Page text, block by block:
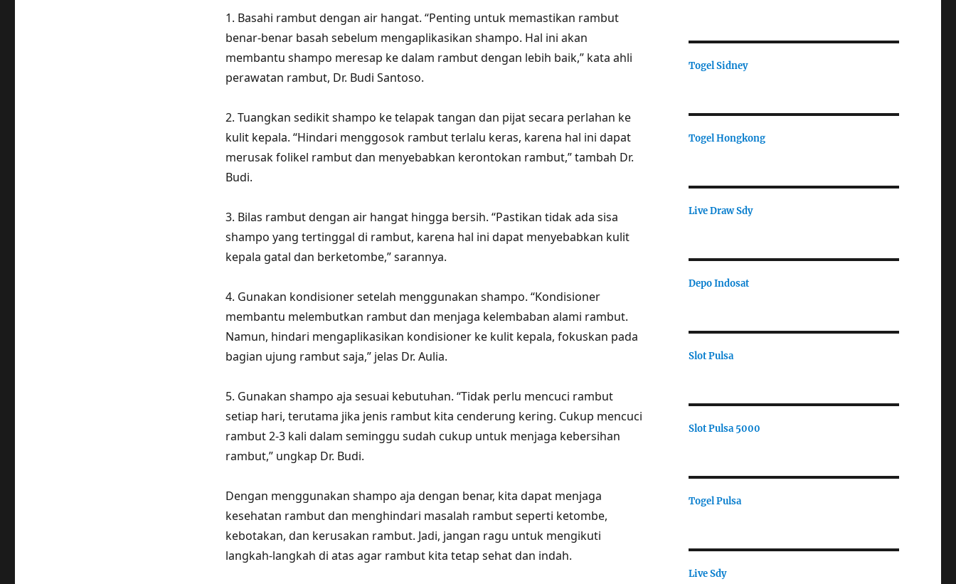
1. Basahi rambut dengan air hangat. “Penting untuk memastikan rambut
benar-benar basah sebelum mengaplikasikan shampo. Hal ini akan
membantu shampo meresap ke dalam rambut dengan lebih baik,” kata ahli
perawatan rambut, Dr. Budi Santoso.
2. Tuangkan sedikit shampo ke telapak tangan dan pijat secara perlahan ke
kulit kepala. “Hindari menggosok rambut terlalu keras, karena hal ini dapat
merusak folikel rambut dan menyebabkan kerontokan rambut,” tambah Dr.
Budi.
3. Bilas rambut dengan air hangat hingga bersih. “Pastikan tidak ada sisa
shampo yang tertinggal di rambut, karena hal ini dapat menyebabkan kulit
kepala gatal dan berketombe,” sarannya.
4. Gunakan kondisioner setelah menggunakan shampo. “Kondisioner
membantu melembutkan rambut dan menjaga kelembaban alami rambut.
Namun, hindari mengaplikasikan kondisioner ke kulit kepala, fokuskan pada
bagian ujung rambut saja,” jelas Dr. Aulia.
5. Gunakan shampo aja sesuai kebutuhan. “Tidak perlu mencuci rambut
setiap hari, terutama jika jenis rambut kita cenderung kering. Cukup mencuci
rambut 2-3 kali dalam seminggu sudah cukup untuk menjaga kebersihan
rambut,” ungkap Dr. Budi.
Dengan menggunakan shampo aja dengan benar, kita dapat menjaga
kesehatan rambut dan menghindari masalah rambut seperti ketombe,
kebotakan, dan kerusakan rambut. Jadi, jangan ragu untuk mengikuti
langkah-langkah di atas agar rambut kita tetap sehat dan indah.
Togel Sidney
Togel Hongkong
Live Draw Sdy
Depo Indosat
Slot Pulsa
Slot Pulsa 5000
Togel Pulsa
Live Sdy